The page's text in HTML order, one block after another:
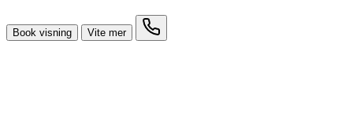
Book visning Vite mer